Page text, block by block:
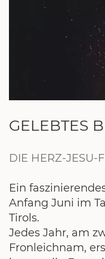
GELEBTES
DIE HERZ-JESU-
Ein
Anfang Juni im
Tirols.
Jedes Jahr, am
Fronleichnam,